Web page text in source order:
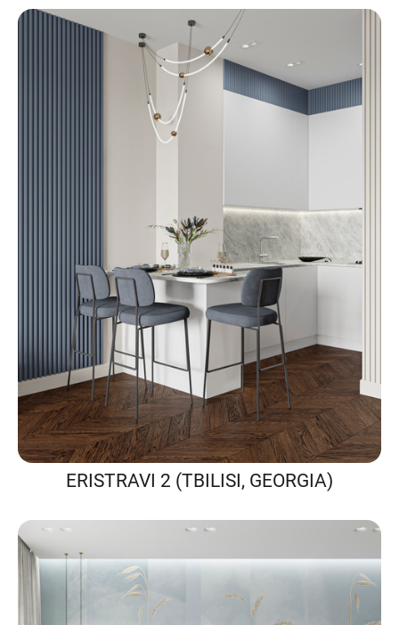
ERISTRAVI 2 (TBILISI, GEORGIA)